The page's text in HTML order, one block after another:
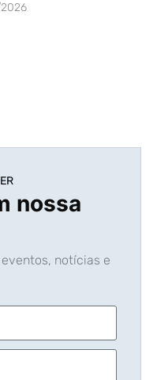
nossa
notícias e